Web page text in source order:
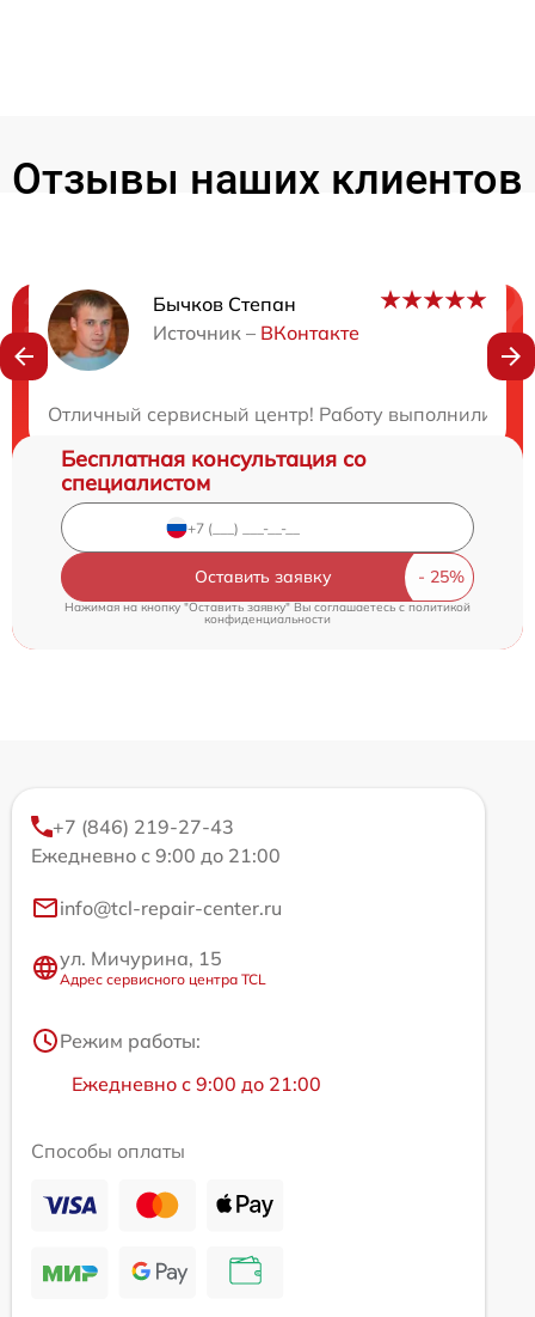
Отзывы наших клиентов
Бычков Степан
Источник – ВКонтакте
Отличный сервисный центр! Работу выполнили
Нужна консультация?
Бесплатная консультация со
специалистом
Оставить заявку
Нажимая на кнопку "Оставить заявку" Вы соглашаетесь cполитикой
конфиденциальности
+7 (846) 219-27-43
Ежедневно с 9:00 до 21:00
info@tcl-repair-center.ru
ул. Мичурина, 15
Адрес сервисного центра TCL
Режим работы:
Ежедневно с 9:00 до 21:00
Способы оплаты